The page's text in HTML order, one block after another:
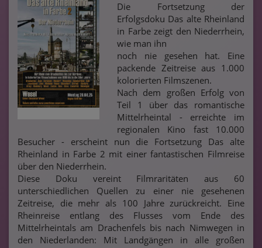
Die Fortsetzung der
Erfolgsdoku Das alte Rheinland
in Farbe zeigt den Niederrhein,
wie man ihn
noch nie gesehen hat. Eine
packende Zeitreise aus 1.000
kolorierten Filmszenen.
Nach dem großen Erfolg von
Teil 1 über das romantische
Mittelrheintal - erreichte im
regionalen Kino fast 10.000
Besucher - erscheint nun die Fortsetzung Das alte
Rheinland in Farbe 2 mit einer fantastischen Filmreise
über den Niederrhein.
Diese Doku vereint Filmraritäten aus 60
unterschiedlichen Quellen zu einer nie gesehenen
Zeitreise, die mehr als 100 Jahre zurückreicht. Eine
Rheinreise entlang des Flusses vom Ende des
Mittelrheintals am Drachenfels bis nach Nimwegen in
den Niederlanden: Mit Landgängen in alle großen